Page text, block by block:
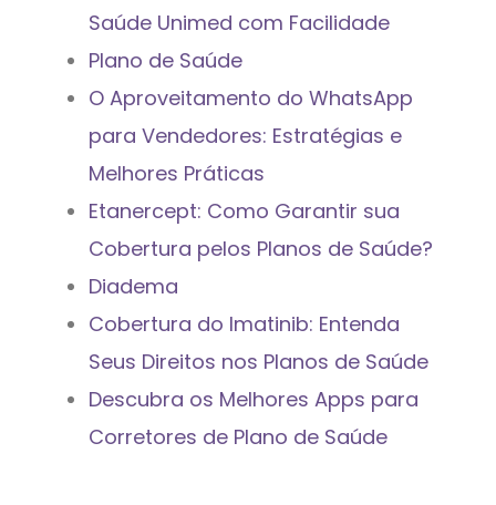
Saúde Unimed com Facilidade
Plano de Saúde
O Aproveitamento do WhatsApp
para Vendedores: Estratégias e
Melhores Práticas
Etanercept: Como Garantir sua
Cobertura pelos Planos de Saúde?
Diadema
Cobertura do Imatinib: Entenda
Seus Direitos nos Planos de Saúde
Descubra os Melhores Apps para
Corretores de Plano de Saúde